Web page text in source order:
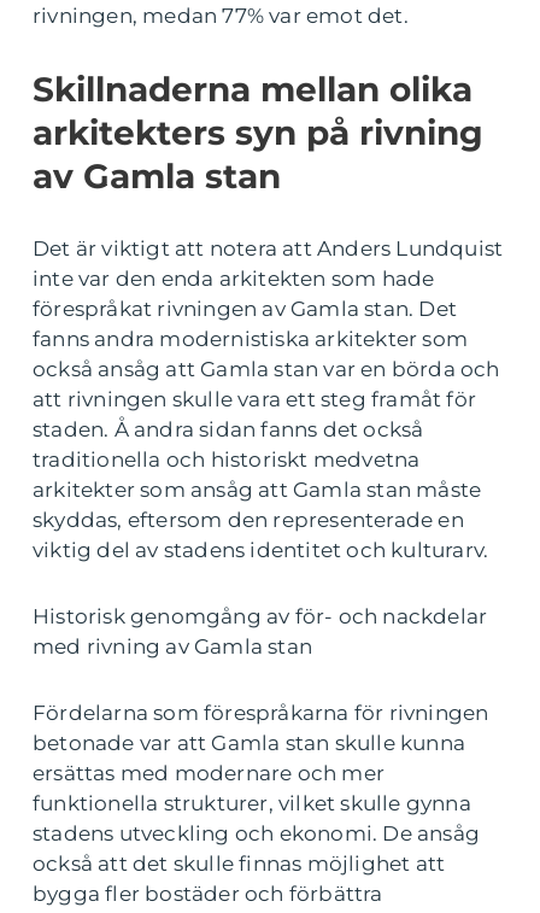
rivningen, medan 77% var emot det.
Skillnaderna mellan olika
arkitekters syn på rivning
av Gamla stan
Det är viktigt att notera att Anders Lundquist
inte var den enda arkitekten som hade
förespråkat rivningen av Gamla stan. Det
fanns andra modernistiska arkitekter som
också ansåg att Gamla stan var en börda och
att rivningen skulle vara ett steg framåt för
staden. Å andra sidan fanns det också
traditionella och historiskt medvetna
arkitekter som ansåg att Gamla stan måste
skyddas, eftersom den representerade en
viktig del av stadens identitet och kulturarv.
Historisk genomgång av för- och nackdelar
med rivning av Gamla stan
Fördelarna som förespråkarna för rivningen
betonade var att Gamla stan skulle kunna
ersättas med modernare och mer
funktionella strukturer, vilket skulle gynna
stadens utveckling och ekonomi. De ansåg
också att det skulle finnas möjlighet att
bygga fler bostäder och förbättra